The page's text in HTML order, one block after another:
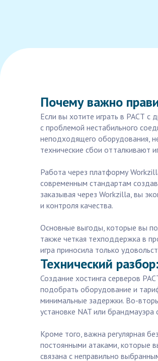
Почему важно
Если вы хотите играть в РАСТ с
с проблемой нестабильного
неподходящего оборудования,
технические сбои отталкивают
Работа через платформу
современным стандартам
заказывая через Workzilla, вы
и контроля качества.
Основные выгоды, которые вы
также четкая техподдержка в
игра приносила только
Технический
Создание хостинга серверов
подобрать оборудование и
минимальные задержки. Во-
установке NAT или
Кроме того, важна регулярная
постоянными атаками, которые
связана с неправильно